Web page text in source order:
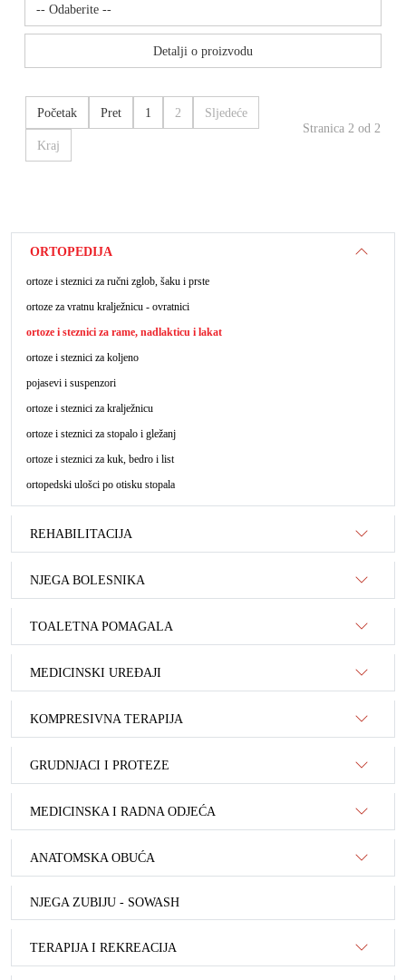
Detalji o proizvodu
Početak Pret 1 2 Sljedeće
Kraj
Stranica 2 od 2
ORTOPEDIJA
ortoze i steznici za ručni zglob, šaku i prste
ortoze za vratnu kralježnicu - ovratnici
ortoze i steznici za rame, nadlakticu i lakat
ortoze i steznici za koljeno
pojasevi i suspenzori
ortoze i steznici za kralježnicu
ortoze i steznici za stopalo i gležanj
ortoze i steznici za kuk, bedro i list
ortopedski ulošci po otisku stopala
REHABILITACIJA
NJEGA BOLESNIKA
TOALETNA POMAGALA
MEDICINSKI UREĐAJI
KOMPRESIVNA TERAPIJA
GRUDNJACI I PROTEZE
MEDICINSKA I RADNA ODJEĆA
ANATOMSKA OBUĆA
NJEGA ZUBIJU - SOWASH
TERAPIJA I REKREACIJA